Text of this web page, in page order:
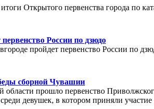
Открытого первенства города по
России по дзюдо
пройдет первенство России по
сборной Чувашии
области прошло первенство
девушек, в котором приняли